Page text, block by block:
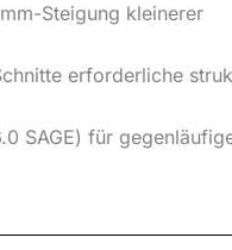
Steigung kleinerer
erforderliche
SAGE) für